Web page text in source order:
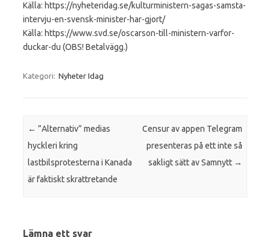
Källa: https://nyheteridag.se/kulturministern-sagas-samsta-
intervju-en-svensk-minister-har-gjort/
Källa: https://www.svd.se/oscarson-till-ministern-varfor-
duckar-du (OBS! Betalvägg.)
Kategori: Nyheter Idag
Inläggsnavigering
← ”Alternativ” medias
hyckleri kring
lastbilsprotesterna i Kanada
är faktiskt skrattretande
Censur av appen Telegram
presenteras på ett inte så
sakligt sätt av Samnytt →
Lämna ett svar